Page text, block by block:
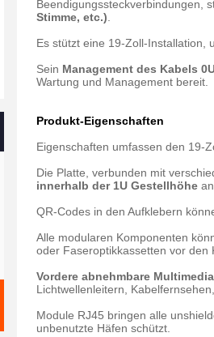
Beendigungssteckverbindungen,
Stimme, etc.)
Es stützt eine 19-Zoll-Installation,
Sein Management des Kabels
Wartung und Management bereit.
Produkt-Eigenschaften
Eigenschaften umfassen den 19-
Die Platte, verbunden mit
innerhalb der 1U Gestellhöhe
QR-Codes in den Aufklebern
Alle modularen Komponenten
oder Faseroptikkassetten vor den
Vordere abnehmbare
Lichtwellenleitern,
Module RJ45 bringen alle
unbenutzte Häfen schützt.